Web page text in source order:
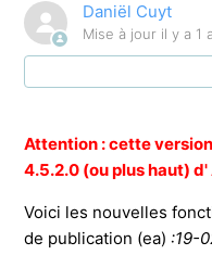
12.0.0.12 (Minor release)
12.0.0.5(Minor release)
Daniël Cuyt
Mise à jour il y a 1
Attention : cette
4.5.2.0 (ou plus haut)
Voici les nouvelles
de publication (ea) :19-